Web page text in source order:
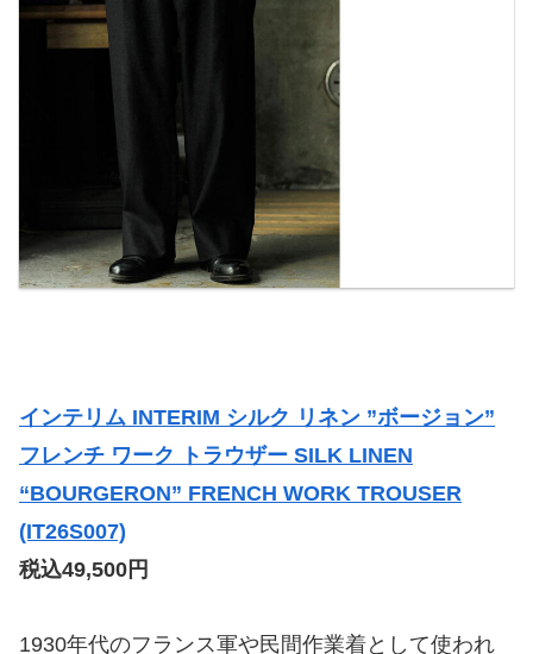
インテリム INTERIM シルク リネン ”ボージョン”
フレンチ ワーク トラウザー SILK LINEN
“BOURGERON” FRENCH WORK TROUSER
(IT26S007)
税込49,500円
1930年代のフランス軍や民間作業着として使われ